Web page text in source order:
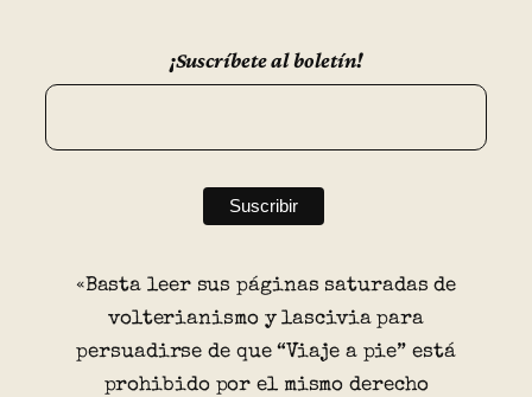
¡Suscríbete al boletín!
«Basta leer sus páginas saturadas de
volterianismo y lascivia para
persuadirse de que “Viaje a pie” está
prohibido por el mismo derecho